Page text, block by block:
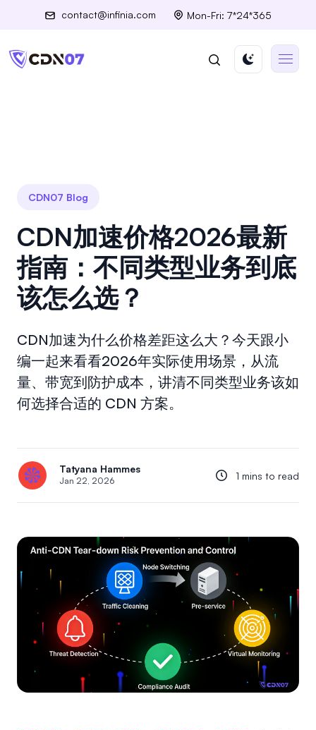
contact@infinia.com Mon-Fri: 7*24*365
CDN07 Blog
CDN加速价格2026最新
指南：不同类型业务到底
该怎么选？
CDN加速为什么价格差距这么大？今天跟小
编一起来看看2026年实际使用场景，从流
量、带宽到防护成本，讲清不同类型业务该如
何选择合适的 CDN 方案。
Tatyana Hammes
Jan 22, 2026 1 mins to read